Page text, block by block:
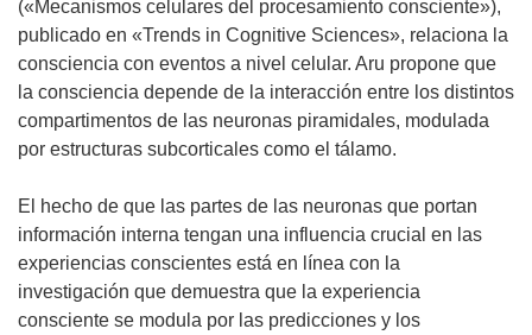
e
n
u
n
a
e
v
v
e
e
a
b
r
(«Mecanismos celulares del procesamiento consciente»),
publicado en «Trends in Cognitive Sciences», relaciona la
consciencia con eventos a nivel celular. Aru propone que
la consciencia depende de la interacción entre los distintos
compartimentos de las neuronas piramidales, modulada
por estructuras subcorticales como el tálamo.
El hecho de que las partes de las neuronas que portan
información interna tengan una influencia crucial en las
experiencias conscientes está en línea con la
investigación que demuestra que la experiencia
consciente se modula por las predicciones y los